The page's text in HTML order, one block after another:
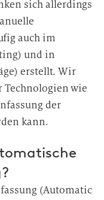
sich allerdings
auch im
und in
erstellt. Wir
wie
der
kann.
(Automatic